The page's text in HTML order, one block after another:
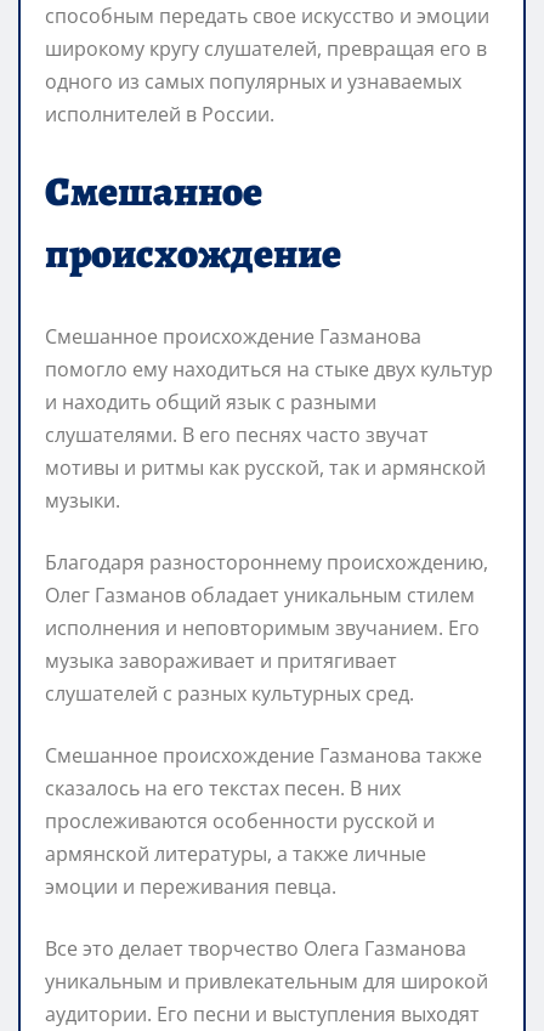
способным передать свое искусство и эмоции
широкому кругу слушателей, превращая его в
одного из самых популярных и узнаваемых
исполнителей в России.
Смешанное
происхождение
Смешанное происхождение Газманова
помогло ему находиться на стыке двух культур
и находить общий язык с разными
слушателями. В его песнях часто звучат
мотивы и ритмы как русской, так и армянской
музыки.
Благодаря разностороннему происхождению,
Олег Газманов обладает уникальным стилем
исполнения и неповторимым звучанием. Его
музыка завораживает и притягивает
слушателей с разных культурных сред.
Смешанное происхождение Газманова также
сказалось на его текстах песен. В них
прослеживаются особенности русской и
армянской литературы, а также личные
эмоции и переживания певца.
Все это делает творчество Олега Газманова
уникальным и привлекательным для широкой
аудитории. Его песни и выступления выходят